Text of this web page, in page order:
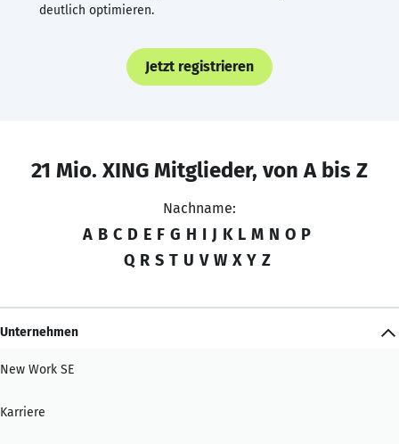
deutlich optimieren.
Jetzt registrieren
21 Mio. XING Mitglieder, von A bis Z
Nachname:
A B C D E F G H I J K L M N O P
Q R S T U V W X Y Z
Unternehmen
New Work SE
Karriere